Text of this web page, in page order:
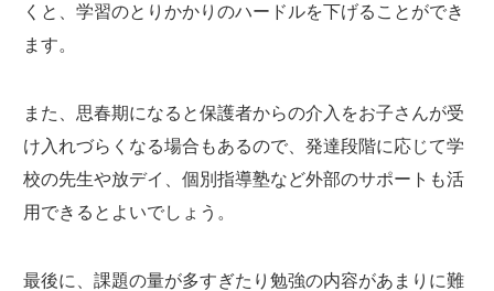
くと、学習のとりかかりのハードルを下げることができ
ます。
また、思春期になると保護者からの介入をお子さんが受
け入れづらくなる場合もあるので、発達段階に応じて学
校の先生や放デイ、個別指導塾など外部のサポートも活
用できるとよいでしょう。
最後に、課題の量が多すぎたり勉強の内容があまりに難